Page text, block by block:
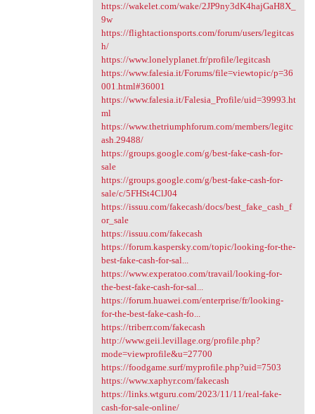
https://wakelet.com/wake/2JP9ny3dK4hajGaH8X_
9w
https://flightactionsports.com/forum/users/legitcas
h/
https://www.lonelyplanet.fr/profile/legitcash
https://www.falesia.it/Forums/file=viewtopic/p=36
001.html#36001
https://www.falesia.it/Falesia_Profile/uid=39993.ht
ml
https://www.thetriumphforum.com/members/legitc
ash.29488/
https://groups.google.com/g/best-fake-cash-for-
sale
https://groups.google.com/g/best-fake-cash-for-
sale/c/5FHSt4ClJ04
https://issuu.com/fakecash/docs/best_fake_cash_f
or_sale
https://issuu.com/fakecash
https://forum.kaspersky.com/topic/looking-for-the-
best-fake-cash-for-sal...
https://www.experatoo.com/travail/looking-for-
the-best-fake-cash-for-sal...
https://forum.huawei.com/enterprise/fr/looking-
for-the-best-fake-cash-fo...
https://triberr.com/fakecash
http://www.geii.levillage.org/profile.php?
mode=viewprofile&u=27700
https://foodgame.surf/myprofile.php?uid=7503
https://www.xaphyr.com/fakecash
https://links.wtguru.com/2023/11/11/real-fake-
cash-for-sale-online/